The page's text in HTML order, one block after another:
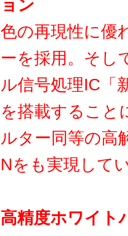
ョン
色の再現性に優
ーを採用。そし
ル信号処理IC「
を搭載すること
ルター同等の高
Nをも実現して
高精度ホワイト